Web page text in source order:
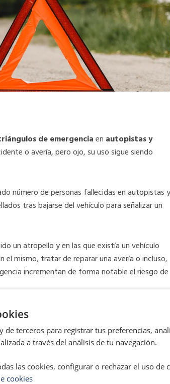
de emergenciaen autopistas y
o avería, pero ojo, su uso sigue siendo
número de personas fallecidas en autopistas y
tras bajarse del vehículo para señalizar un
un atropello y en las que existía un vehículo
mismo, tratar de reparar una avería o incluso,
incrementan de forma notable el riesgo de
los triángulos de emergencia o hacer mal uso
de terceros para registrar tus preferencias,
a través del análisis de tu navegación.
las cookies, configurar o rechazar el uso de
cookies